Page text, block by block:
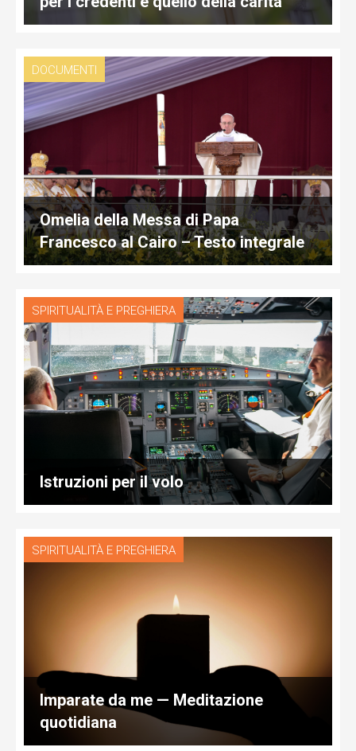
DOCUMENTI
Omelia della Messa di Papa
Francesco al Cairo – Testo integrale
SPIRITUALITÀ E PREGHIERA
Istruzioni per il volo
SPIRITUALITÀ E PREGHIERA
Imparate da me — Meditazione
quotidiana